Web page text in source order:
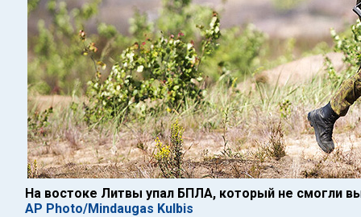
На востоке Литвы упал БПЛА, который не смогли
AP Photo/Mindaugas Kulbis